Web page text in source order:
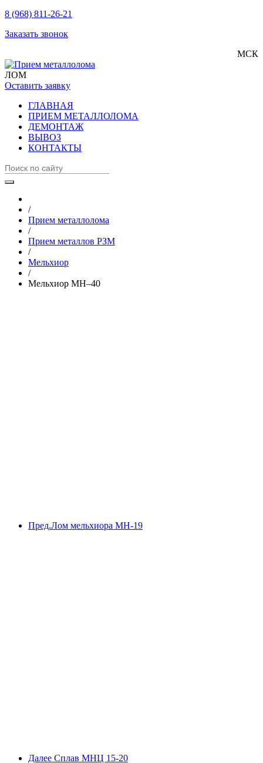
8 (968) 811-26-21
Заказать звонок
МСК
ЛОМ
Оставить заявку
ГЛАВНАЯ
ПРИЕМ МЕТАЛЛОЛОМА
ДЕМОНТАЖ
ВЫВОЗ
КОНТАКТЫ
/
Прием металлолома
/
Прием металлов РЗМ
/
Мельхиор
/
Мельхиор МН–40
Пред.Лом мельхиора МН-19
Далее Сплав МНЦ 15-20